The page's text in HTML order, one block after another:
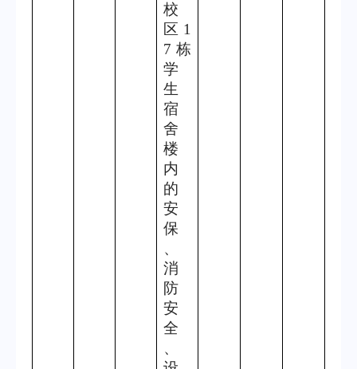
校
区 1
7 栋
学
生
宿
舍
楼
内
的
安
保
、
消
防
安
全
、